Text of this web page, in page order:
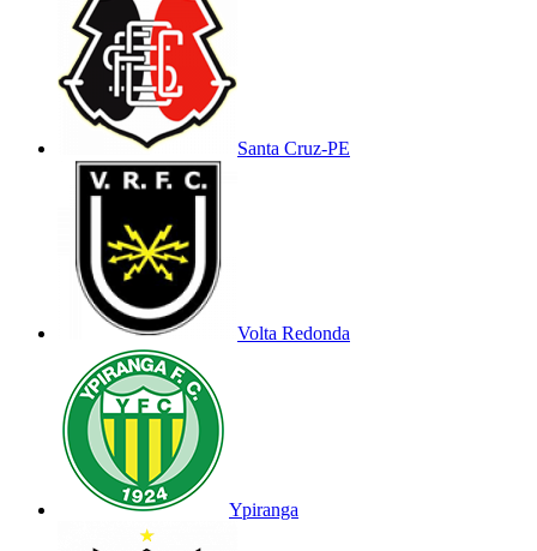
Santa Cruz-PE
Volta Redonda
Ypiranga